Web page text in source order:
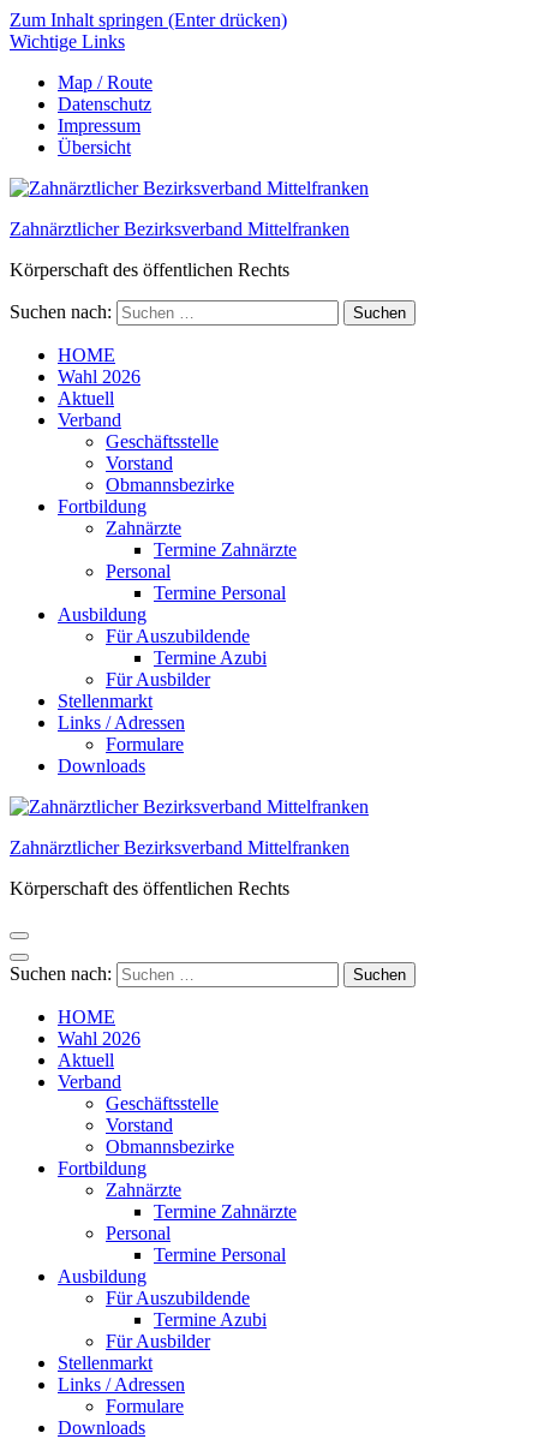
Zum Inhalt springen (Enter drücken)
Wichtige Links
Map / Route
Datenschutz
Impressum
Übersicht
Zahnärztlicher Bezirksverband Mittelfranken
Körperschaft des öffentlichen Rechts
Suchen nach:
HOME
Wahl 2026
Aktuell
Verband
Geschäftsstelle
Vorstand
Obmannsbezirke
Fortbildung
Zahnärzte
Termine Zahnärzte
Personal
Termine Personal
Ausbildung
Für Auszubildende
Termine Azubi
Für Ausbilder
Stellenmarkt
Links / Adressen​
Formulare
Downloads
Zahnärztlicher Bezirksverband Mittelfranken
Körperschaft des öffentlichen Rechts
Suchen nach:
HOME
Wahl 2026
Aktuell
Verband
Geschäftsstelle
Vorstand
Obmannsbezirke
Fortbildung
Zahnärzte
Termine Zahnärzte
Personal
Termine Personal
Ausbildung
Für Auszubildende
Termine Azubi
Für Ausbilder
Stellenmarkt
Links / Adressen​
Formulare
Downloads